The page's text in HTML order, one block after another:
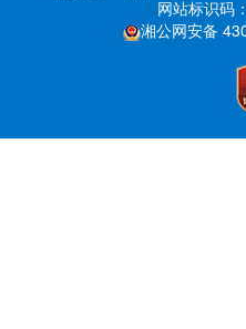
网站标识码
湘公网安备